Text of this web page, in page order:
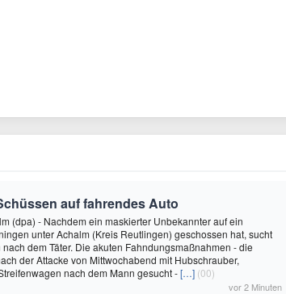
auf fahrendes Auto
(dpa) - Nachdem ein maskierter Unbekannter auf ein
unter Achalm (Kreis Reutlingen) geschossen hat, sucht
dem Täter. Die akuten Fahndungsmaßnahmen - die
der Attacke von Mittwochabend mit Hubschrauber,
nach dem Mann gesucht -[…] (00)
vor 2 Minuten